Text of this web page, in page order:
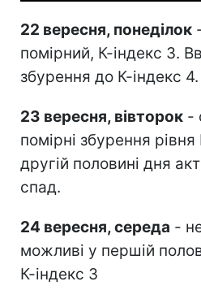
22 вересня, понеділок
помірний, К-індекс 3.
збурення до К-індекс 4.
23 вересня, вівторок -
помірні збурення
другій половині дня
спад.
24 вересня, середа -
можливі у першій
К-індекс 3